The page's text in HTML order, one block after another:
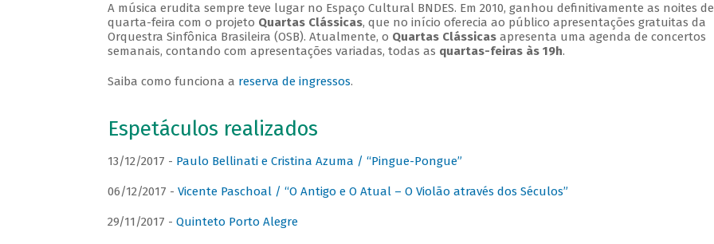
A música erudita sempre teve lugar no Espaço Cultural BNDES. Em 2010, ganhou definitivamente as noites de
quarta-feira com o projeto Quartas Clássicas, que no início oferecia ao público apresentações gratuitas da
Orquestra Sinfônica Brasileira (OSB). Atualmente, o Quartas Clássicasapresenta uma agenda de concertos
semanais, contando com apresentações variadas, todas as quartas-feiras às 19h.
Saiba como funciona a reserva de ingressos.
Espetáculos realizados
13/12/2017 - Paulo Bellinati e Cristina Azuma / “Pingue-Pongue”
06/12/2017 - Vicente Paschoal / “O Antigo e O Atual – O Violão através dos Séculos”
29/11/2017 - Quinteto Porto Alegre